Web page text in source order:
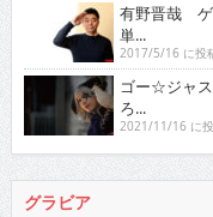
有野晋哉 ゲ
単...
2017/5/16 に投
ゴー☆ジャ
ろ...
2021/11/16 に
グラビア